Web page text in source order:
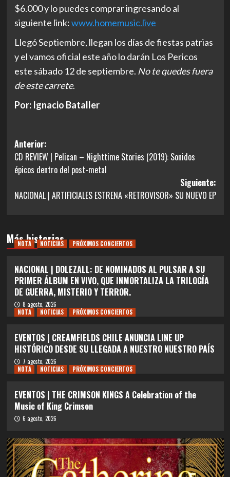
$6.000 y lo puedes comprar ingresando al
siguiente link:www.homemusic.live
Llegó Septiembre, llegan los días de fiestas patrias
y el vamos oficial este año lo darán Los Pericos
este sábado 12 de septiembre. No te quedes fuera
de este carrete.
Por: Ignacio Bataller
Navegación
de
entradas
Anterior:
CD REVIEW | Pelican – Nighttime Stories (2019): Sonidos
épicos dentro del post-metal
Siguiente:
NACIONAL | ARTIFICIALES ESTRENA «RETROVISOR» SU NUEVO EP
Más historias
NOTA NOTICIAS PRÓXIMOS CONCIERTOS
NACIONAL | DOLEZALL: DE NOMINADOS AL PULSAR A SU
PRIMER ÁLBUM EN VIVO, QUE INMORTALIZA LA TRILOGÍA
DE GUERRA, MISTERIO Y TERROR.
8 agosto, 2026
NOTA
NOTICIAS PRÓXIMOS CONCIERTOS
EVENTOS | CREAMFIELDS CHILE ANUNCIA LINE UP
HISTÓRICO DESDE SU LLEGADA A NUESTRO NUESTRO PAÍS
7 agosto, 2026
NOTA
NOTICIAS PRÓXIMOS CONCIERTOS
EVENTOS | THE CRIMSON KINGS A Celebration of the
Music of King Crimson
6 agosto, 2026